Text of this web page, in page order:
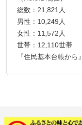
総数：21,821人
男性：10,249人
女性：11,572人
世帯：12,110世帯
『住民基本台帳から』